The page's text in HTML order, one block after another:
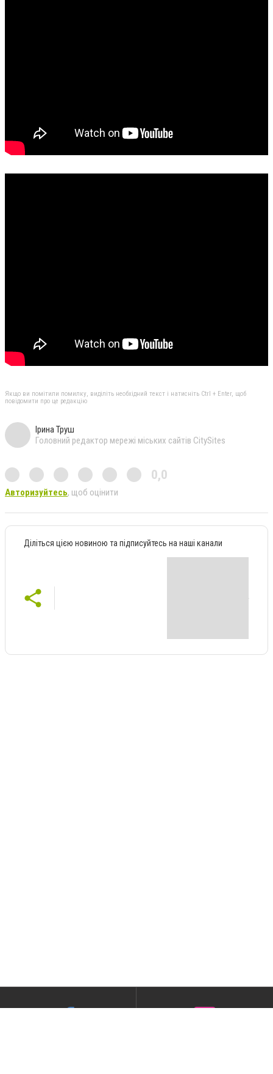
Якщо ви помітили помилку, виділіть необхідний текст і натисніть Ctrl + Enter, щоб
повідомити про це редакцію
Ірина Труш
Головний редактор мережі міських сайтів CitySites
0,0
Авторизуйтесь, щоб оцінити
Діліться цією новиною та підписуйтесь на наші канали